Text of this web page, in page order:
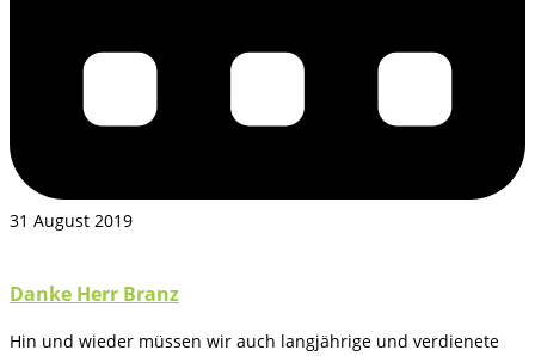
31 August 2019
Danke Herr Branz
Hin und wieder müssen wir auch langjährige und verdienete